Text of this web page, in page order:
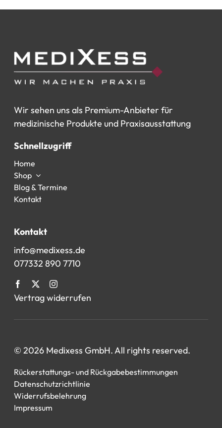
Wir sehen uns als Premium-Anbieter für
medizinische Produkte und Praxisausstattung
Schnellzugriff
Home
Shop
Blog & Termine
Kontakt
Kontakt
info@medixess.de
077332 890 7710
Vertrag widerrufen
© 2026 Medixess GmbH. All rights reserved.
Rückerstattungs- und Rückgabebestimmungen
Datenschutzrichtlinie
Widerrufsbelehrung
Impressum